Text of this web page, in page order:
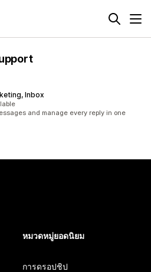
Inbox
and manage every reply in one
หมวดหมู่ยอดนิยม
การดรอปชิป